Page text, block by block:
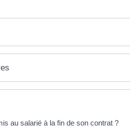
au salarié à la fin de son contrat ?